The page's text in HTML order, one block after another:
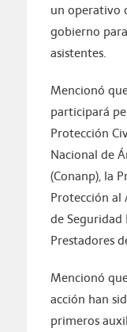
un operativo
gobierno
asistentes.
Mencionó
participará
Protección
Nacional de
(Conanp), la
Protección al
de Seguridad
Prestadores
Mencionó
acción han
primeros